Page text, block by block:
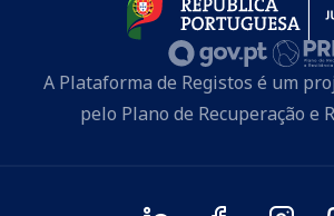
A Plataforma de Registos é um
pelo Plano de Recuperação e